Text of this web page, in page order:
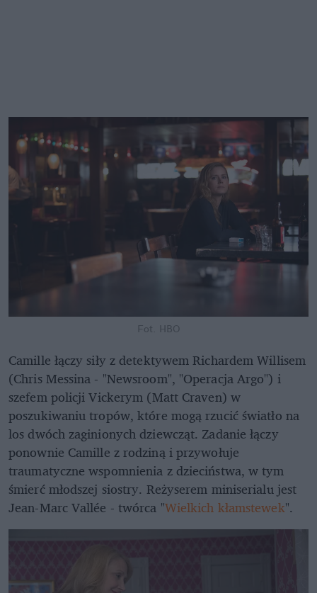
Fot. HBO
Camille łączy siły z detektywem Richardem Willisem
(Chris Messina - "Newsroom", "Operacja Argo") i
szefem policji Vickerym (Matt Craven) w
poszukiwaniu tropów, które mogą rzucić światło na
los dwóch zaginionych dziewcząt. Zadanie łączy
ponownie Camille z rodziną i przywołuje
traumatyczne wspomnienia z dzieciństwa, w tym
śmierć młodszej siostry. Reżyserem miniserialu jest
Jean-Marc Vallée - twórca "Wielkich kłamstewek".